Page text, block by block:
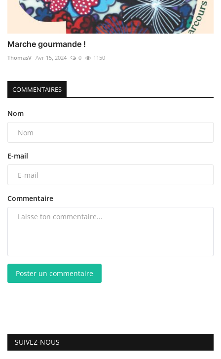
Marche gourmande !
ThomasV Avr 15, 2024 0 1150
COMMENTAIRES
Nom
E-mail
Commentaire
Poster un commentaire
SUIVEZ-NOUS